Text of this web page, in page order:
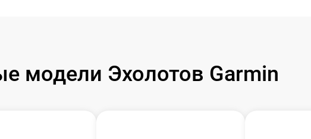
модели Эхолотов Garmin